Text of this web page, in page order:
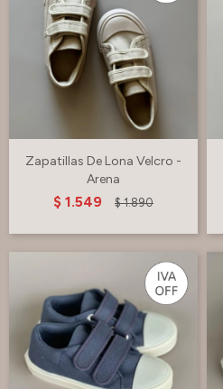
Zapatillas De Lona Velcro -
Arena
$ 1.549 $ 1.890